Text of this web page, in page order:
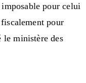
pour celui
pour
le ministère des